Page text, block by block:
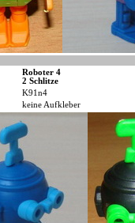
Roboter 4
2 Schlitze
K91n4
keine Aufkleber